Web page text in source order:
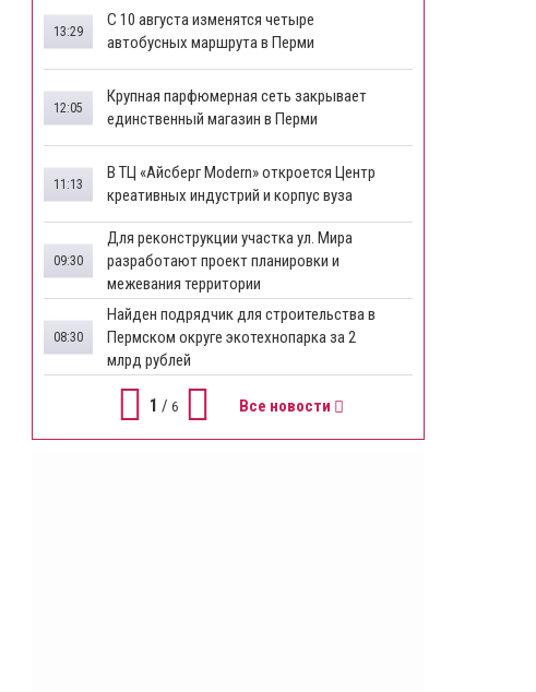
​С 10 августа изменятся четыре
автобусных маршрута в Перми
13:29
​Крупная парфюмерная сеть закрывает
единственный магазин в Перми
12:05
​В ТЦ «Айсберг Modern» откроется Центр
креативных индустрий и корпус вуза
11:13
Для реконструкции участка ул. Мира
разработают проект планировки и
межевания территории
09:30
Найден подрядчик для строительства в
Пермском округе экотехнопарка за 2
млрд рублей
08:30
1 / 6 Все новости